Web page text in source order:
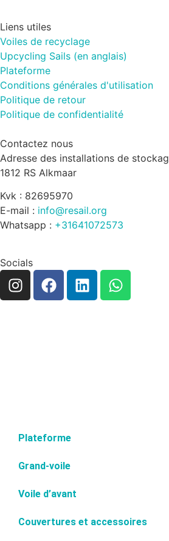
Liens utiles
Voiles de recyclage
Upcycling Sails (en anglais)
Plateforme
Conditions générales d'utilisation
Politique de retour
Politique de confidentialité
Contactez nous
Adresse des installations de
1812 RS Alkmaar
Kvk : 82695970
E-mail : info@resail.org
Whatsapp : +31641072573
Socials
Plateforme
Grand-voile
Voile d’avant
Couvertures et accessoires